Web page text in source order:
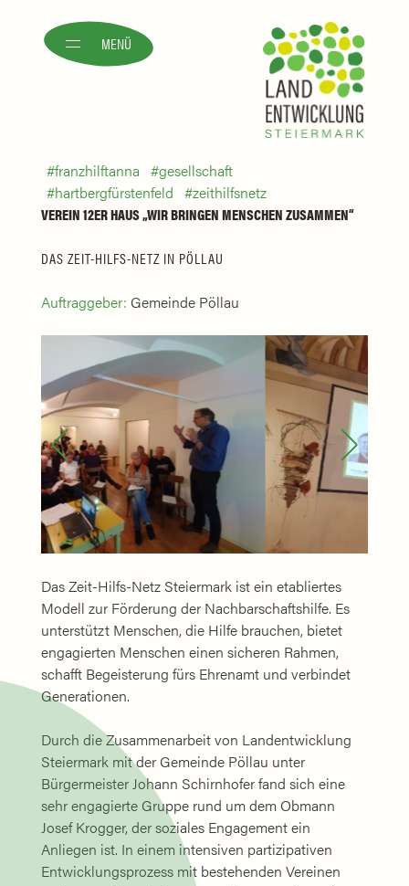
MENÜ
franzhilftanna
gesellschaft
hartbergfürstenfeld
zeithilfsnetz
VEREIN 12ER HAUS „WIR BRINGEN MENSCHEN ZUSAMMEN“
DAS ZEIT-HILFS-NETZ IN PÖLLAU
Auftraggeber: Gemeinde Pöllau
Das Zeit-Hilfs-Netz Steiermark ist ein etabliertes
Modell zur Förderung der Nachbarschaftshilfe. Es
unterstützt Menschen, die Hilfe brauchen, bietet
engagierten Menschen einen sicheren Rahmen,
schafft Begeisterung fürs Ehrenamt und verbindet
Generationen.
Durch die Zusammenarbeit von Landentwicklung
Steiermark mit der Gemeinde Pöllau unter
Bürgermeister Johann Schirnhofer fand sich eine
sehr engagierte Gruppe rund um dem Obmann
Josef Krogger, der soziales Engagement ein
Anliegen ist. In einem intensiven partizipativen
Entwicklungsprozess mit bestehenden Vereinen